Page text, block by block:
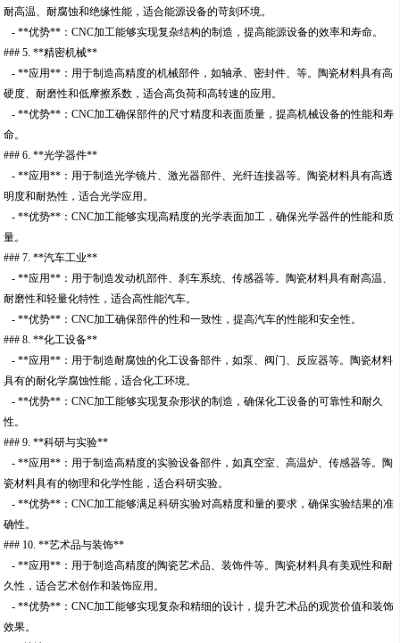
耐高温、耐腐蚀和绝缘性能，适合能源设备的苛刻环境。
- **优势**：CNC加工能够实现复杂结构的制造，提高能源设备的效率和寿命。
### 5. **精密机械**
- **应用**：用于制造高精度的机械部件，如轴承、密封件、等。陶瓷材料具有高
硬度、耐磨性和低摩擦系数，适合高负荷和高转速的应用。
- **优势**：CNC加工确保部件的尺寸精度和表面质量，提高机械设备的性能和寿
命。
### 6. **光学器件**
- **应用**：用于制造光学镜片、激光器部件、光纤连接器等。陶瓷材料具有高透
明度和耐热性，适合光学应用。
- **优势**：CNC加工能够实现高精度的光学表面加工，确保光学器件的性能和质
量。
### 7. **汽车工业**
- **应用**：用于制造发动机部件、刹车系统、传感器等。陶瓷材料具有耐高温、
耐磨性和轻量化特性，适合高性能汽车。
- **优势**：CNC加工确保部件的性和一致性，提高汽车的性能和安全性。
### 8. **化工设备**
- **应用**：用于制造耐腐蚀的化工设备部件，如泵、阀门、反应器等。陶瓷材料
具有的耐化学腐蚀性能，适合化工环境。
- **优势**：CNC加工能够实现复杂形状的制造，确保化工设备的可靠性和耐久
性。
### 9. **科研与实验**
- **应用**：用于制造高精度的实验设备部件，如真空室、高温炉、传感器等。陶
瓷材料具有的物理和化学性能，适合科研实验。
- **优势**：CNC加工能够满足科研实验对高精度和量的要求，确保实验结果的准
确性。
### 10. **艺术品与装饰**
- **应用**：用于制造高精度的陶瓷艺术品、装饰件等。陶瓷材料具有美观性和耐
久性，适合艺术创作和装饰应用。
- **优势**：CNC加工能够实现复杂和精细的设计，提升艺术品的观赏价值和装饰
效果。